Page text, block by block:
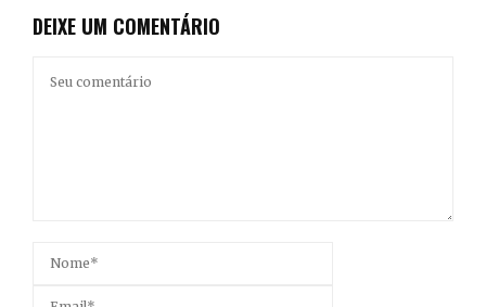
DEIXE UM COMENTÁRIO